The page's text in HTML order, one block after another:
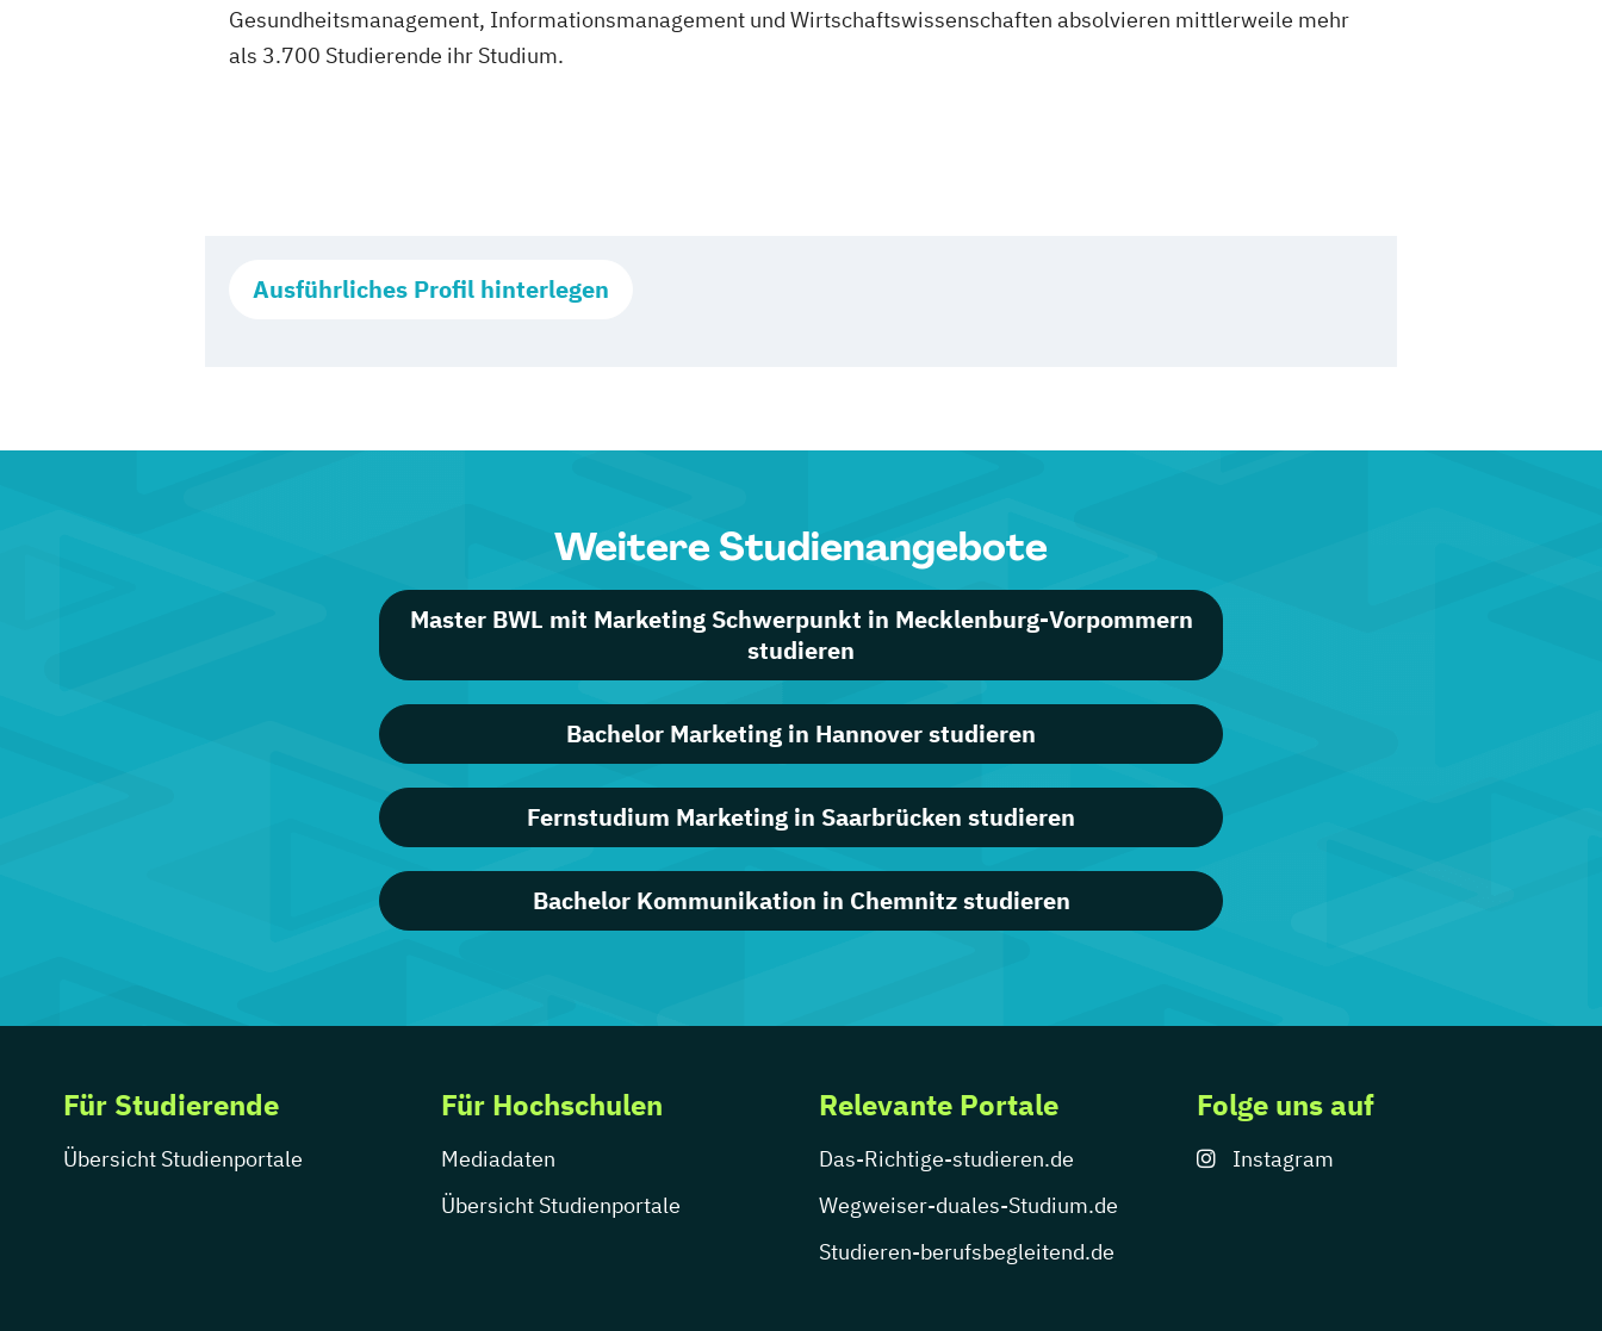
Gesundheitsmanagement, Informationsmanagement und Wirtschaftswissenschaften absolvieren mittlerweile mehr
als 3.700 Studierende ihr Studium.
Ausführliches Profil hinterlegen
Weitere Studienangebote
Master BWL mit Marketing Schwerpunkt in Mecklenburg-Vorpommern
studieren
Bachelor Marketing in Hannover studieren
Fernstudium Marketing in Saarbrücken studieren
Bachelor Kommunikation in Chemnitz studieren
Für Studierende
Übersicht Studienportale
Für Hochschulen
Mediadaten
Übersicht Studienportale
Relevante Portale
Das-Richtige-studieren.de
Wegweiser-duales-Studium.de
Studieren-berufsbegleitend.de
Folge uns auf
Instagram